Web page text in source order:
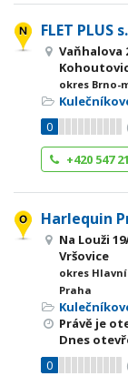
FLET PLUS
Vaňhalova
okres Brno-
0
+420 547
Harlequin
Na Louži
Vršovice
okres
Praha
Právě je
Dnes
0